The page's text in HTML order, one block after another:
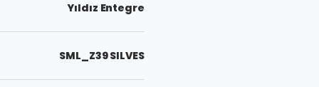
Yıldız Entegre
SML_Z39 SILVES